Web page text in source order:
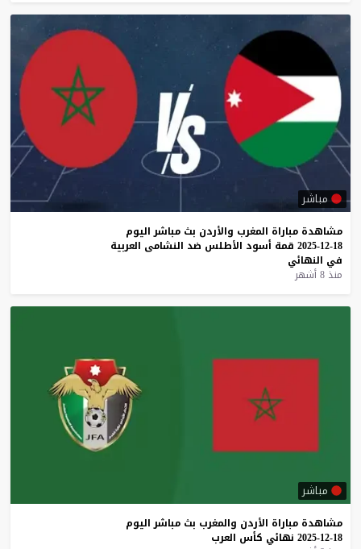
مباشر
مشاهدة مباراة المغرب والأردن بث مباشر اليوم
18-12-2025
قمة أسود الأطلس ضد النشامى العربية
في النهائي
منذ 8 أشهر
مباشر
مشاهدة مباراة الأردن والمغرب بث مباشر اليوم
18-12-2025
نهائي كأس العرب